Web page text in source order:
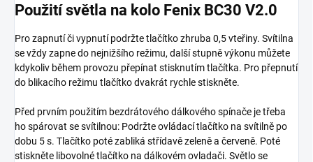
Použití světla na kolo Fenix BC30 V2.0
Pro zapnutí či vypnutí podržte tlačítko zhruba 0,5 vteřiny. Svítilna
se vždy zapne do nejnižšího režimu, další stupně výkonu můžete
kdykoliv během provozu přepínat stisknutím tlačítka. Pro přepnutí
do blikacího režimu tlačítko dvakrát rychle stiskněte.
Před prvním použitím bezdrátového dálkového spínače je třeba
ho spárovat se svítilnou: Podržte ovládací tlačítko na svítilně po
dobu 5 s. Tlačítko poté zabliká střídavě zeleně a červeně. Poté
stiskněte libovolné tlačítko na dálkovém ovladači. Světlo se